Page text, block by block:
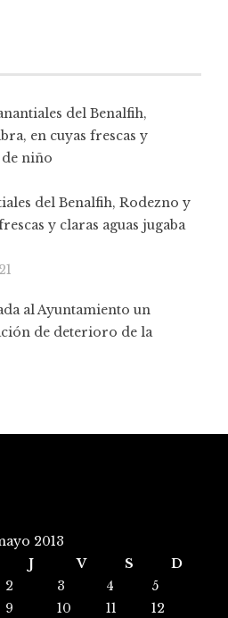
del Benalfih, Rodezno y
y claras aguas jugaba
al Ayuntamiento un
de deterioro de la
2013
J V S
D
2 3 4
5
9 10 11
12